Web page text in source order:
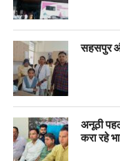
सहसपुर
अनूठी
करा रहे